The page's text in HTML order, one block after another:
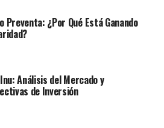
Preventa: ¿Por Qué Está Ganando
Análisis del Mercado y
de Inversión